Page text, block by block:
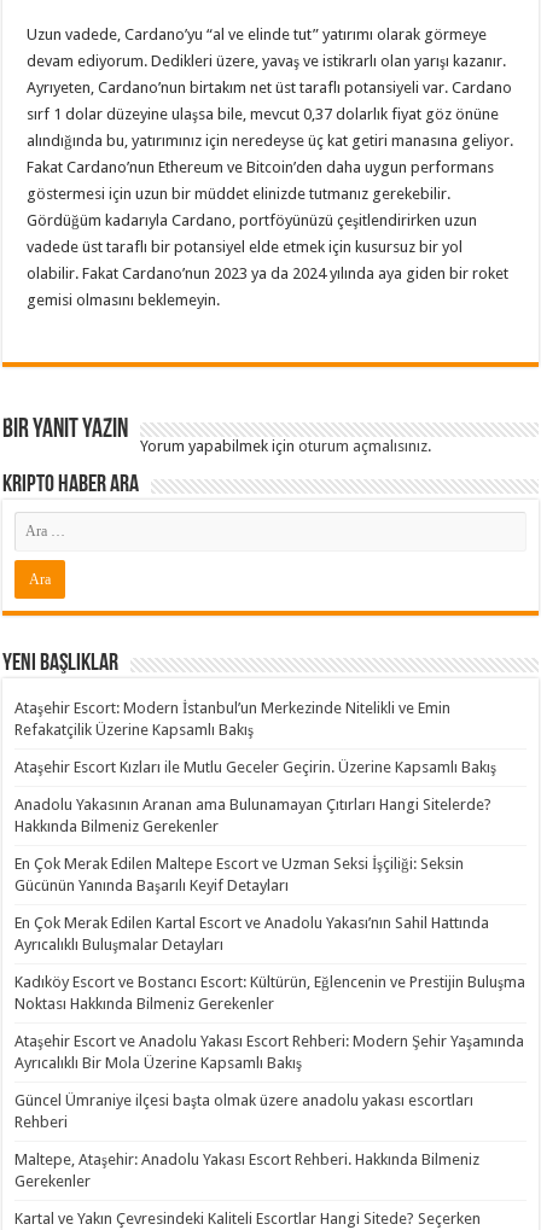
Uzun vadede, Cardano’yu “al ve elinde tut” yatırımı olarak görmeye
devam ediyorum. Dedikleri üzere, yavaş ve istikrarlı olan yarışı kazanır.
Ayrıyeten, Cardano’nun birtakım net üst taraflı potansiyeli var. Cardano
sırf 1 dolar düzeyine ulaşsa bile, mevcut 0,37 dolarlık fiyat göz önüne
alındığında bu, yatırımınız için neredeyse üç kat getiri manasına geliyor.
Fakat Cardano’nun Ethereum ve Bitcoin’den daha uygun performans
göstermesi için uzun bir müddet elinizde tutmanız gerekebilir.
Gördüğüm kadarıyla Cardano, portföyünüzü çeşitlendirirken uzun
vadede üst taraflı bir potansiyel elde etmek için kusursuz bir yol
olabilir. Fakat Cardano’nun 2023 ya da 2024 yılında aya giden bir roket
gemisi olmasını beklemeyin.
Bir yanıt yazın
Yorum yapabilmek içinoturum açmalısınız.
Kripto Haber ARA
Yeni Başlıklar
Ataşehir Escort: Modern İstanbul’un Merkezinde Nitelikli ve Emin
Refakatçilik Üzerine Kapsamlı Bakış
Ataşehir Escort Kızları ile Mutlu Geceler Geçirin. Üzerine Kapsamlı Bakış
Anadolu Yakasının Aranan ama Bulunamayan Çıtırları Hangi Sitelerde?
Hakkında Bilmeniz Gerekenler
En Çok Merak Edilen Maltepe Escort ve Uzman Seksi İşçiliği: Seksin
Gücünün Yanında Başarılı Keyif Detayları
En Çok Merak Edilen Kartal Escort ve Anadolu Yakası’nın Sahil Hattında
Ayrıcalıklı Buluşmalar Detayları
Kadıköy Escort ve Bostancı Escort: Kültürün, Eğlencenin ve Prestijin Buluşma
Noktası Hakkında Bilmeniz Gerekenler
Ataşehir Escort ve Anadolu Yakası Escort Rehberi: Modern Şehir Yaşamında
Ayrıcalıklı Bir Mola Üzerine Kapsamlı Bakış
Güncel Ümraniye ilçesi başta olmak üzere anadolu yakası escortları
Rehberi
Maltepe, Ataşehir: Anadolu Yakası Escort Rehberi. Hakkında Bilmeniz
Gerekenler
Kartal ve Yakın Çevresindeki Kaliteli Escortlar Hangi Sitede? Seçerken